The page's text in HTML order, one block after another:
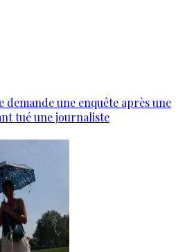
demande une enquête après une
tué une journaliste